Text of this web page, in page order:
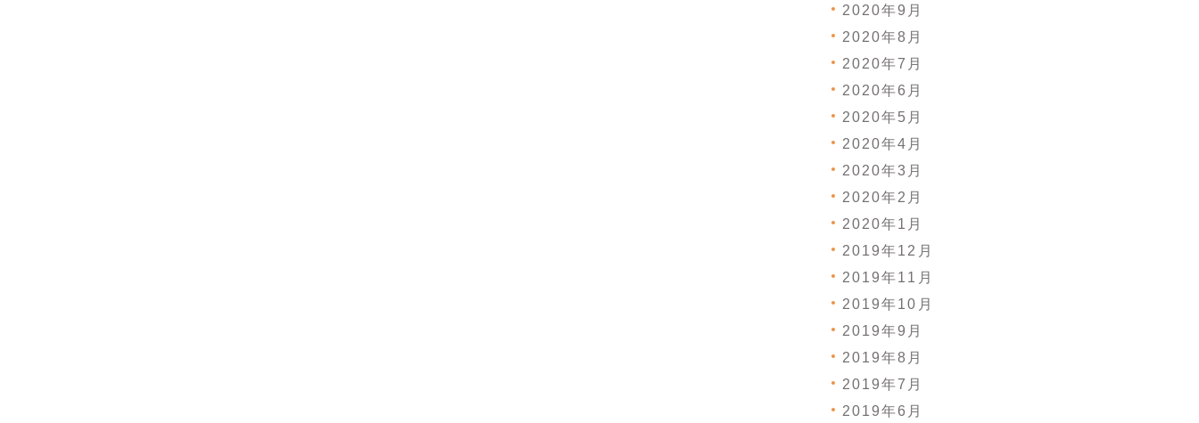
2020年9月
2020年8月
2020年7月
2020年6月
2020年5月
2020年4月
2020年3月
2020年2月
2020年1月
2019年12月
2019年11月
2019年10月
2019年9月
2019年8月
2019年7月
2019年6月